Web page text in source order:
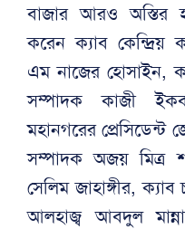
বাজার আরও অস্তির
করেন ক্যাব কেন্দ্রিয়
এম নাজের হোসাইন,
সম্পাদক কাজী
মহানগরের প্রেসিডেন্ট
সম্পাদক অজয় মিত্র
সেলিম জাহাঙ্গীর, ক্যাব
আলহাজ্ব আবদুল